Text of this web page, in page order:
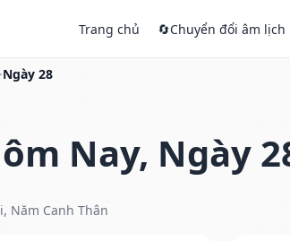
Trang chủ 🔄Chuyển đổi âm lịch
Ngày 28
Nay, Ngày
Năm Canh Thân